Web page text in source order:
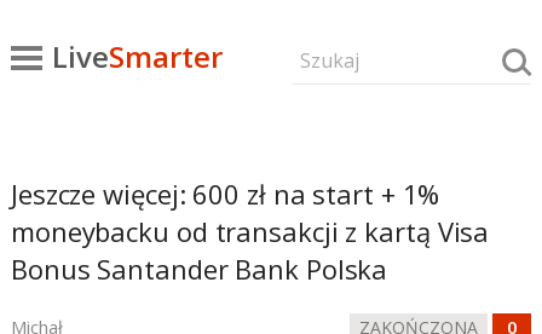
LiveSmarter
Jeszcze więcej: 600 zł na start + 1%
moneybacku od transakcji z kartą Visa
Bonus Santander Bank Polska
Michał ZAKOŃCZONA